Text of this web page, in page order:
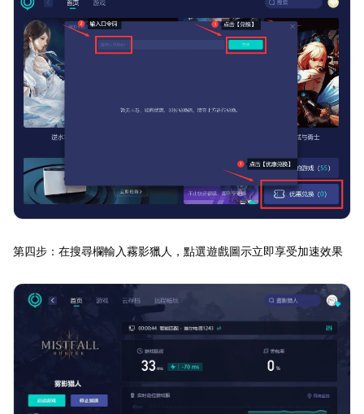
第四步：在搜尋欄輸入霧影獵人，點選遊戲圖示立即享受加速效果